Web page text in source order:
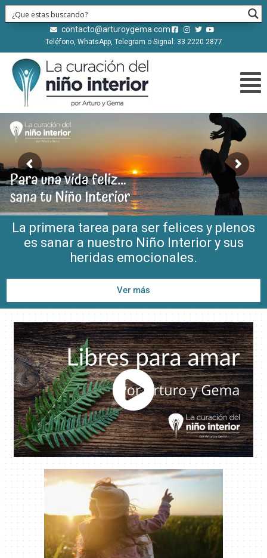
Teléfono, WhatsApp, Telegram o Signal: 33 2220 2877
contacto@arturoygema.com
La primera tarea para ser felices y plenos
es sanar a nuestro Niño Interior y sus
heridas emocionales.
Ver más